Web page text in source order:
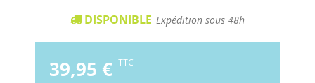
DISPONIBLE Expédition sous 48h
39,95 € TTC